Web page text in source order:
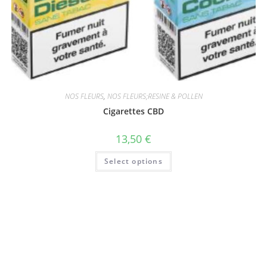
NOS FLEURS, NOS FLEURS;RESINE & POLLEN
Cigarettes CBD
13,50 €
Select options